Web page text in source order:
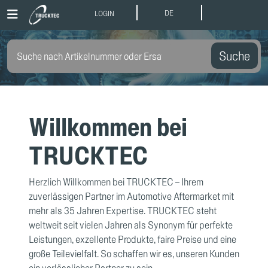
LOGIN DE
Suche
Willkommen bei
TRUCKTEC
Herzlich Willkommen bei TRUCKTEC – Ihrem
zuverlässigen Partner im Automotive Aftermarket mit
mehr als 35 Jahren Expertise. TRUCKTEC steht
weltweit seit vielen Jahren als Synonym für perfekte
Leistungen, exzellente Produkte, faire Preise und eine
große Teilevielfalt. So schaffen wir es, unseren Kunden
TRUCKTEC
Markenwelt
Als verlässlicher Partner im Automotive Aftermarket
sind wir bestrebt, Präzision in allen Bereichen unserer
Geschäftsabläufe zu gewährleisten. Unser Fokus liegt
auf Herstellermarken in den Bereichen LKW, leichte
Nutzfahrzeuge und PKW im Premiumsegment.
Ursprünglich auf Ersatzteile für Mercedes-Benz LKW